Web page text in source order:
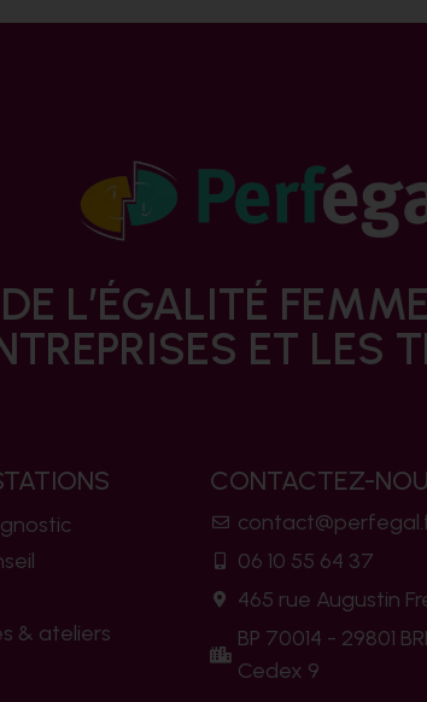
L’ÉGALITÉ
ET LES
& ateliers
CONTACTEZ-
06 10 55 64 37
465 rue Augustin
BP 70014 - 29801
Cedex 9